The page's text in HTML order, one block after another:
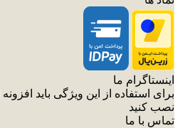
اینستاگرام ما
برای استفاده از این ویژگی باید افزونه
نصب کنید
تماس با ما